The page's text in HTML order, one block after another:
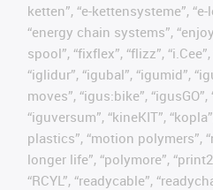
ketten”, “e-kettensysteme”,
“energy chain systems”,
spool”, “fixflex”, “flizz”,
“iglidur”, “igubal”, “igumid”,
moves”, “igus:bike”,
“iguversum”, “kineKIT”,
plastics”, “motion polymers”,
longer life”, “polymore”,
“RCYL”, “readycable”,